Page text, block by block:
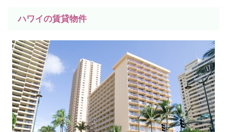
ハワイの賃貸物件